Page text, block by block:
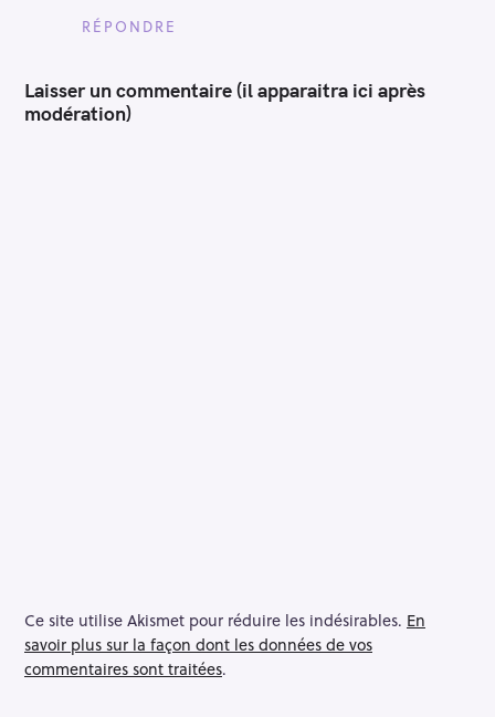
RÉPONDRE
Laisser un commentaire (il apparaitra ici après
modération)
Ce site utilise Akismet pour réduire les indésirables. En
savoir plus sur la façon dont les données de vos
commentaires sont traitées.